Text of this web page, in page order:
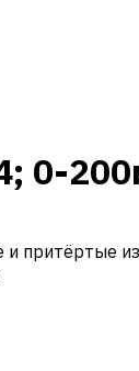
0-
притёртые